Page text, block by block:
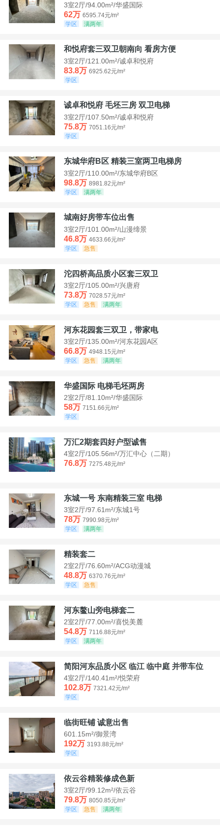
3室2厅/94.00m²/华盛国际
62万 6595.74元/m²
学区
满两年
和悦府套三双卫朝南向 看房方便
3室2厅/121.00m²/诚卓和悦府
83.8万 6925.62元/m²
学区
诚卓和悦府 毛坯三房 双卫电梯
3室2厅/107.50m²/诚卓和悦府
75.8万 7051.16元/m²
学区
东城华府B区 精装三室两卫电梯房
3室2厅/110.00m²/东城华府B区
98.8万 8981.82元/m²
学区
满两年
城南好房带车位出售
3室2厅/101.00m²/山漫缔景
46.8万 4633.66元/m²
学区
急售
沱四桥高品质小区套三双卫
3室2厅/105.00m²/兴唐府
73.8万 7028.57元/m²
学区
急售 满两年
河东花园套三双卫，带家电
3室2厅/135.00m²/河东花园A区
66.8万 4948.15元/m²
学区
急售 满两年
华盛国际 电梯毛坯两房
2室2厅/81.10m²/华盛国际
58万 7151.66元/m²
学区
万汇2期套四好户型诚售
4室2厅/105.56m²/万汇中心（二期）
76.8万 7275.48元/m²
东城一号 东南精装三室 电梯
3室2厅/97.61m²/东城1号
78万 7990.98元/m²
学区
满两年
精装套二
2室2厅/76.60m²/ACG动漫城
48.8万 6370.76元/m²
学区
急售
河东鳌山旁电梯套二
2室2厅/77.00m²/喜悦美麓
54.8万 7116.88元/m²
学区
满两年
简阳河东品质小区 临江 临中庭 并带车位
4室2厅/140.41m²/悦荣府
102.8万 7321.42元/m²
学区
临街旺铺 诚意出售
601.15m²/御景湾
192万 3193.88元/m²
学区
依云谷精装修成色新
3室2厅/99.12m²/依云谷
79.8万 8050.85元/m²
学区
急售 满两年